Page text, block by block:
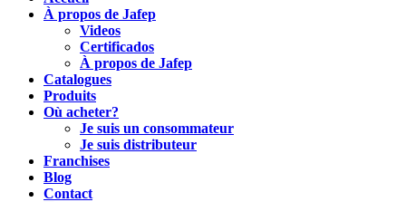
À propos de Jafep
Videos
Certificados
À propos de Jafep
Catalogues
Produits
Où acheter?
Je suis un consommateur
Je suis distributeur
Franchises
Blog
Contact